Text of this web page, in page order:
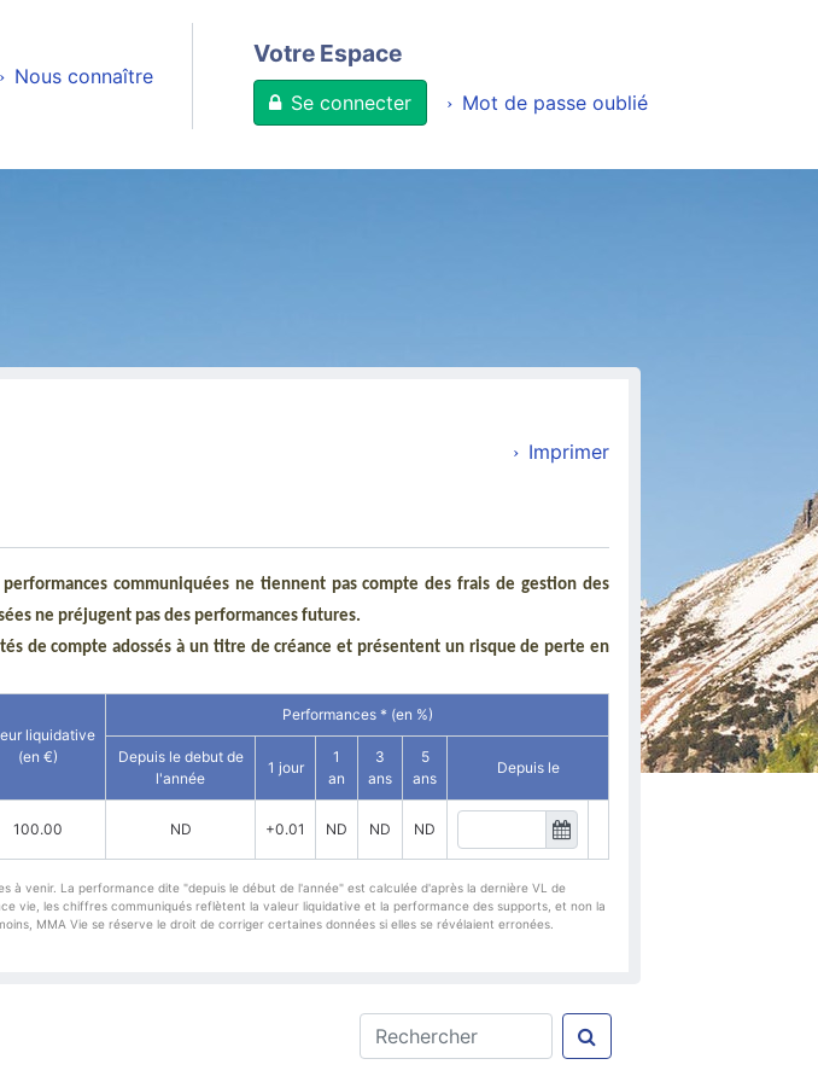
Nous connaître
Votre Espace
Se connecter Mot de passe oublié
Imprimer
communiquées ne tiennent pas compte des frais de gestion des
ne préjugent pas des performances futures.
de compte adossés à un titre de créance et présentent un risque de perte en
liquidative
(en €)
Performances * (en %)
Depuis le debut de
l'année
1 jour
1
an
3
ans
5
ans
Depuis le
100.00 ND +0.01 ND ND ND
venir. La performance dite "depuis le début de l'année" est calculée d'après la dernière VL de
vie, les chiffres communiqués reflètent la valeur liquidative et la performance des supports, et non la
MMA Vie se réserve le droit de corriger certaines données si elles se révélaient erronées.